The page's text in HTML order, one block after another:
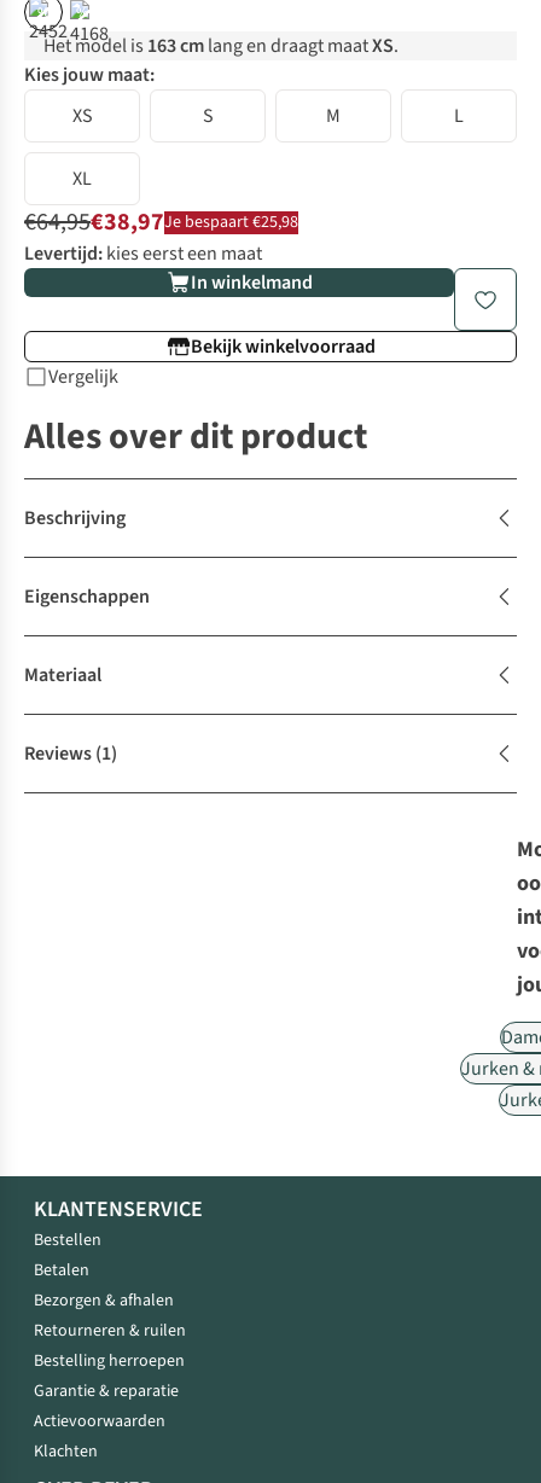
% %
Het model is 163 cmlang en draagt maatXS.
Kies jouw maat:
XS
S M L
XL
€64,95€38,97Je bespaart €25,98
Levertijd:kies eerst een maat
In winkelmand
Bekijk winkelvoorraad
Vergelijk
Alles over dit product
Beschrijving
Eigenschappen
Materiaal
Reviews(1)
Jurken &
KLANTENSERVICE
Bestellen
Betalen
Bezorgen & afhalen
Retourneren & ruilen
Bestelling herroepen
Garantie & reparatie
Actievoorwaarden
Klachten